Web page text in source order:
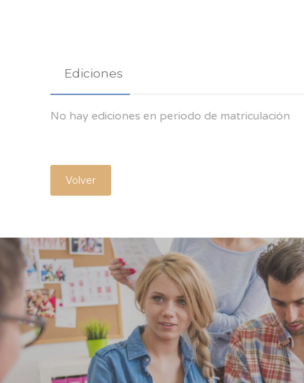
Ediciones
No hay ediciones en periodo de matriculación
Volver